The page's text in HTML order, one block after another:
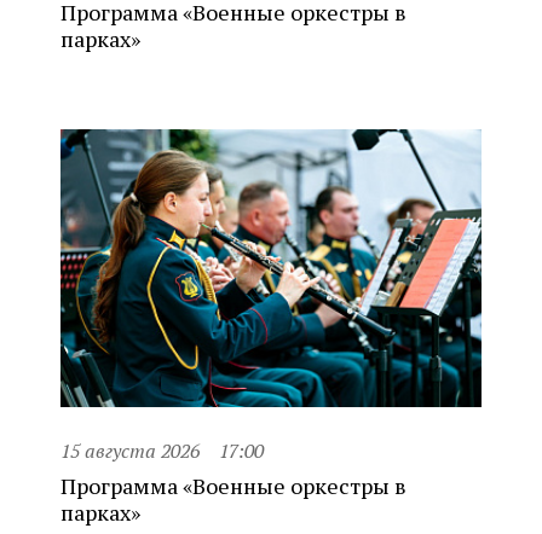
Программа «Военные оркестры в
парках»
15 августа 2026 17:00
Программа «Военные оркестры в
парках»